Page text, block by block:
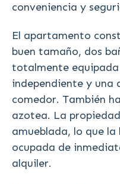
conveniencia y
El apartamento
buen tamaño, dos
totalmente
independiente y una
comedor. También
azotea. La
amueblada, lo que
ocupada de
alquiler.